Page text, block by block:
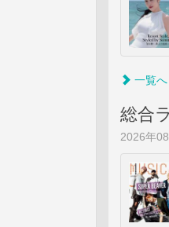
一覧へ
総合
2026年